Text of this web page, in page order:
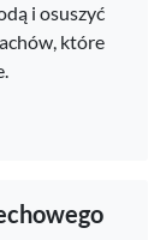
i osuszyć
które